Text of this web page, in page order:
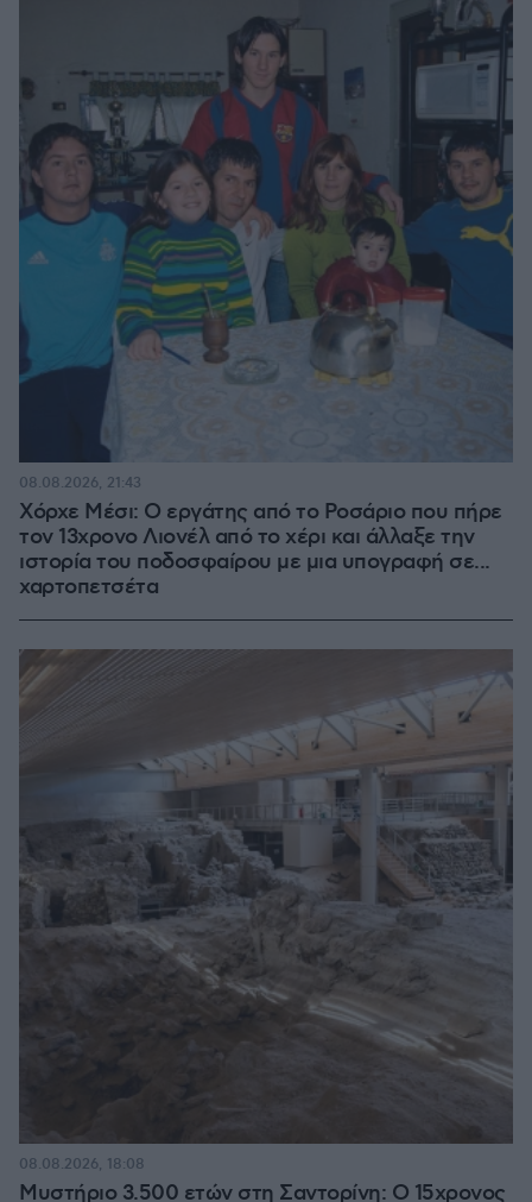
Χόρχε Μέσι: Ο εργάτης από το Ροσάριο που πήρε
τον 13χρονο Λιονέλ από το χέρι και άλλαξε την
ιστορία του ποδοσφαίρου με μια υπογραφή σε...
χαρτοπετσέτα
08.08.2026, 21:43
Μυστήριο 3.500 ετών στη Σαντορίνη: Ο 15χρονος
08.08.2026, 18:08